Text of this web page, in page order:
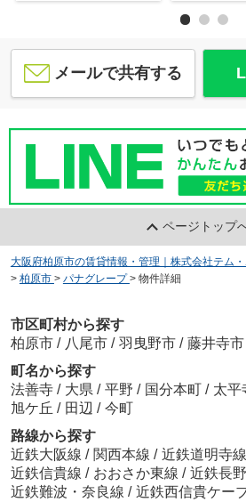
メールで共有する
ページトップ
大阪府柏原市の賃貸情報・管理｜株式会社テム
> 柏原市 > パナグレープ > 物件詳細
市区町村から探す
柏原市 / 八尾市 / 羽曳野市 / 藤井寺市
町名から探す
法善寺 / 大県 / 平野 / 国分本町 / 太平
旭ケ丘 / 田辺 / 今町
路線から探す
近鉄大阪線 / 関西本線 / 近鉄道明寺線
近鉄信貴線 / おおさか東線 / 近鉄長
近鉄難波・奈良線 / 近鉄西信貴ケー